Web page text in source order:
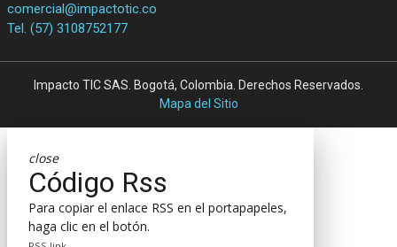
comercial@impactotic.co
Tel. (57) 3108752177
Impacto TIC SAS. Bogotá, Colombia. Derechos Reservados.
Mapa del Sitio
close
Código Rss
Para copiar el enlace RSS en el portapapeles,
haga clic en el botón.